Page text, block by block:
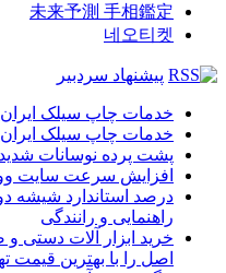
未来予測 手相鑑定
네오티켓
پیشنهاد سردبیر
خدمات چاپ سیلک
خدمات چاپ سیلک
پشت پرده نوسانات
افزایش سرعت سایت
درصد استاندارد شیشه
راهنمایی و رانندگی
خرید ابزار آلات دستی و
اصل را با بهترین قیمت